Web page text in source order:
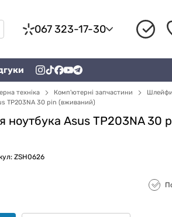
067 323-17-30
техніка Комп'ютерні запчастини
Шлейфи
TP203NA 30 pin (вживаний)
ноутбука Asus TP203NA 30
ZSH0626